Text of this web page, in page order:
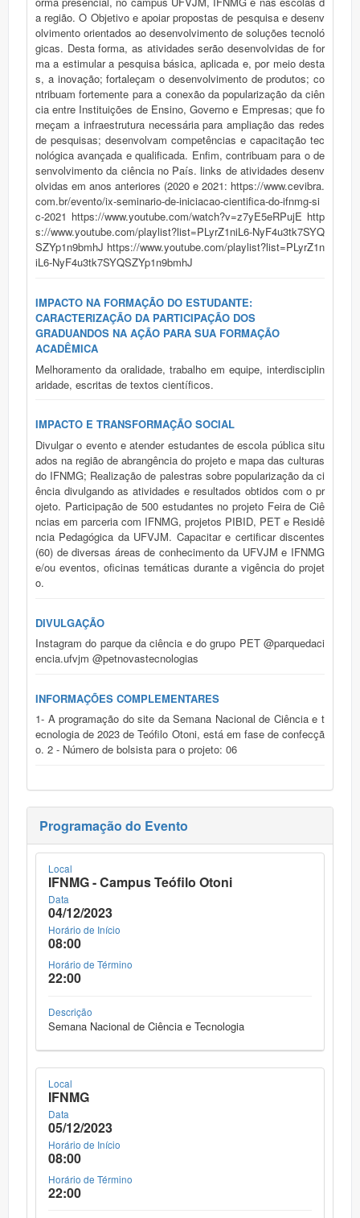
a região. O Objetivo e apoiar propostas de pesquisa e desenv
olvimento orientados ao desenvolvimento de soluções tecnoló
gicas. Desta forma, as atividades serão desenvolvidas de for
ma a estimular a pesquisa básica, aplicada e, por meio desta
s, a inovação; fortaleçam o desenvolvimento de produtos; co
ntribuam fortemente para a conexão da popularização da ciên
cia entre Instituições de Ensino, Governo e Empresas; que fo
rneçam a infraestrutura necessária para ampliação das redes
de pesquisas; desenvolvam competências e capacitação tec
nológica avançada e qualificada. Enfim, contribuam para o de
senvolvimento da ciência no País. links de atividades desenv
olvidas em anos anteriores (2020 e 2021: https://www.cevibra.
com.br/evento/ix-seminario-de-iniciacao-cientifica-do-ifnmg-si
c-2021 https://www.youtube.com/watch?v=z7yE5eRPujE http
s://www.youtube.com/playlist?list=PLyrZ1niL6-NyF4u3tk7SYQ
SZYp1n9bmhJ https://www.youtube.com/playlist?list=PLyrZ1n
iL6-NyF4u3tk7SYQSZYp1n9bmhJ
IMPACTO NA FORMAÇÃO DO ESTUDANTE:
CARACTERIZAÇÃO DA PARTICIPAÇÃO DOS
GRADUANDOS NA AÇÃO PARA SUA FORMAÇÃO
ACADÊMICA
Melhoramento da oralidade, trabalho em equipe, interdisciplin
aridade, escritas de textos científicos.
IMPACTO E TRANSFORMAÇÃO SOCIAL
Divulgar o evento e atender estudantes de escola pública situ
ados na região de abrangência do projeto e mapa das culturas
do IFNMG; Realização de palestras sobre popularização da ci
ência divulgando as atividades e resultados obtidos com o pr
ojeto. Participação de 500 estudantes no projeto Feira de Ciê
ncias em parceria com IFNMG, projetos PIBID, PET e Residê
ncia Pedagógica da UFVJM. Capacitar e certificar discentes
(60) de diversas áreas de conhecimento da UFVJM e IFNMG
e/ou eventos, oficinas temáticas durante a vigência do projet
o.
DIVULGAÇÃO
Instagram do parque da ciência e do grupo PET @parquedaci
encia.ufvjm @petnovastecnologias
INFORMAÇÕES COMPLEMENTARES
1- A programação do site da Semana Nacional de Ciência e t
ecnologia de 2023 de Teófilo Otoni, está em fase de confecçã
o. 2 - Número de bolsista para o projeto: 06
Programação do Evento
Local
IFNMG - Campus Teófilo Otoni
Data
04/12/2023
Horário de Início
08:00
Horário de Término
22:00
Descrição
Semana Nacional de Ciência e Tecnologia
Local
IFNMG
Data
05/12/2023
Horário de Início
08:00
Horário de Término
22:00